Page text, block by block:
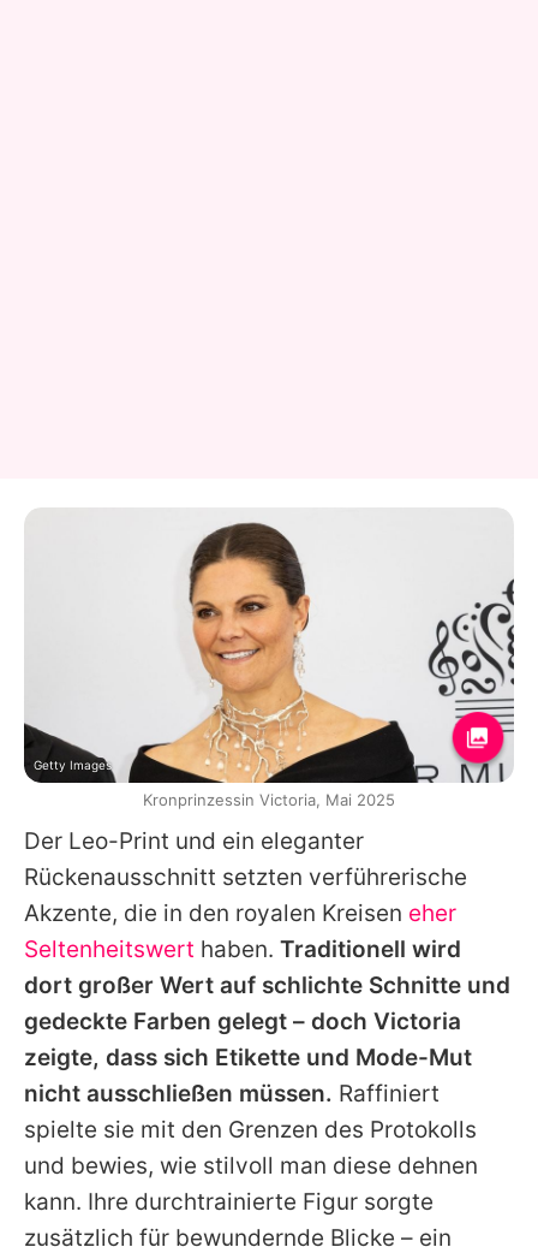
Der Leo-Print und ein eleganter
Rückenausschnitt setzten verführerische
Akzente, die in den royalen Kreisen eher
Seltenheitswert haben. Traditionell wird
dort großer Wert auf schlichte Schnitte und
gedeckte Farben gelegt – doch Victoria
zeigte, dass sich Etikette und Mode-Mut
nicht ausschließen müssen. Raffiniert
spielte sie mit den Grenzen des Protokolls
und bewies, wie stilvoll man diese dehnen
kann. Ihre durchtrainierte Figur sorgte
zusätzlich für bewundernde Blicke – ein
Getty Images
Kronprinzessin Victoria, Mai 2025